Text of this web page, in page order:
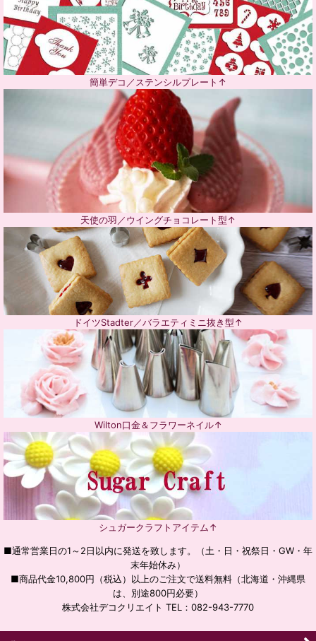
簡単デコ／ステンシルプレート↑
天使の羽／ウイングチョコレート型↑
ドイツStadter／バラエティミニ抜き型↑
Wilton口金＆フラワーネイル↑
シュガークラフトアイテム↑
■通常営業日の1～2日以内に発送を致します。（土・日・祝祭日・GW・年
末年始休み）
■商品代金10,800円（税込）以上のご注文で送料無料（北海道・沖縄県
は、別途800円必要）
株式会社デコクリエイト TEL：082-943-7770